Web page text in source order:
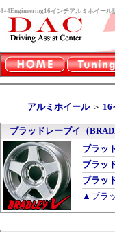
4×4Engineering16インチアルミホイール
アルミホイール＞ 16
ブラッドレーブイ（
ブラッ
ブラッ
ブラッ
▲ブラ